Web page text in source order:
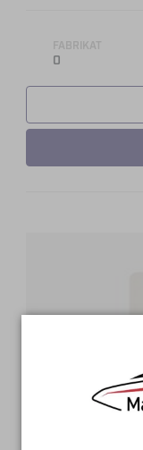
FABRIKAT
0